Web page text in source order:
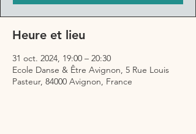
Heure et lieu
31 oct. 2024, 19:00 – 20:30
Ecole Danse & Être Avignon, 5 Rue Louis
Pasteur, 84000 Avignon, France